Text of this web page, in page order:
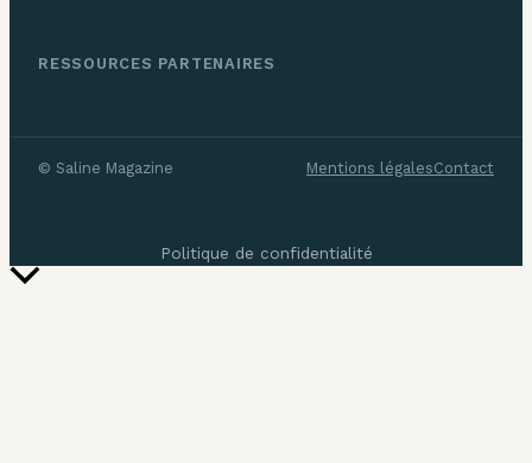
RESSOURCES PARTENAIRES
© Saline Magazine Mentions légalesContact
Politique de confidentialité